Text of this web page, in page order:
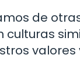
de
culturas
valores